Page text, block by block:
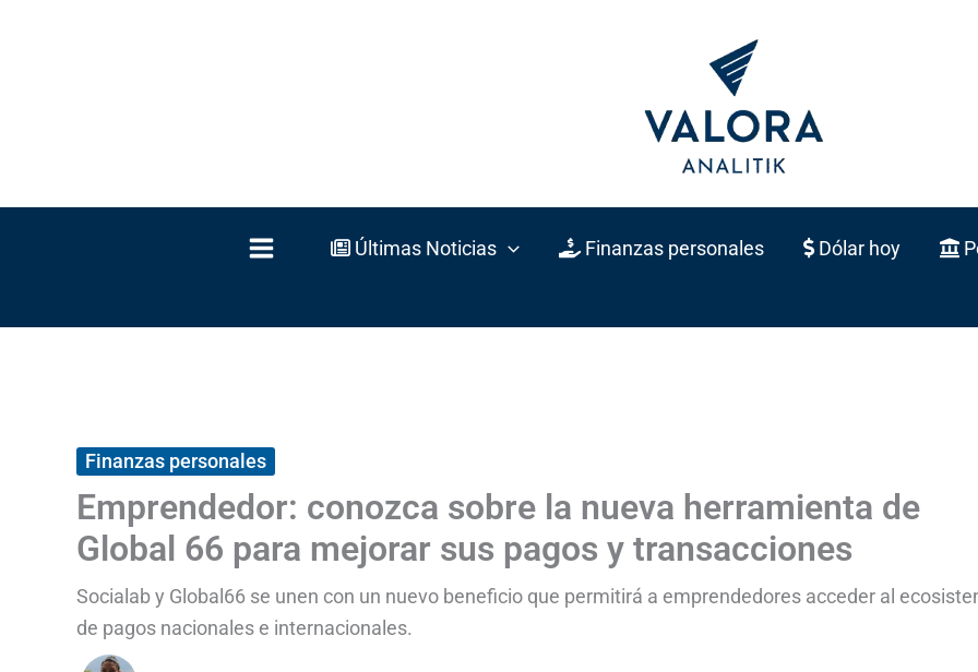
Últimas Noticias Finanzas personales Dólar hoy
Finanzas personales
Emprendedor: conozca sobre la nueva herramienta de
Global 66 para mejorar sus pagos y transacciones
Socialab y Global66 se unen con un nuevo beneficio que permitirá a emprendedores acceder al
de pagos nacionales e internacionales.